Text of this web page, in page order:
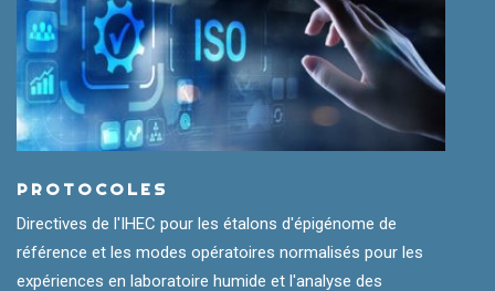
PROTOCOLES
Directives de l'IHEC pour les étalons d'épigénome de
référence et les modes opératoires normalisés pour les
expériences en laboratoire humide et l'analyse des